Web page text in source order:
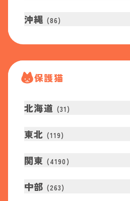
沖縄 (86)
保護猫
北海道 (31 )
東北 (119)
関東 (4190 )
中部 (263)